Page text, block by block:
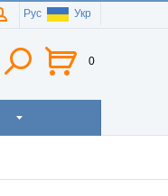
Рус Укр
0